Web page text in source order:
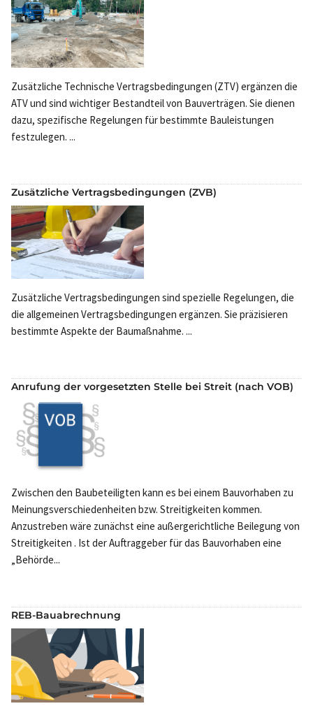
Zusätzliche Technische Vertragsbedingungen (ZTV) ergänzen die
ATV und sind wichtiger Bestandteil von Bauverträgen. Sie dienen
dazu, spezifische Regelungen für bestimmte Bauleistungen
festzulegen. ...
Zusätzliche Vertragsbedingungen (ZVB)
Zusätzliche Vertragsbedingungen sind spezielle Regelungen, die
die allgemeinen Vertragsbedingungen ergänzen. Sie präzisieren
bestimmte Aspekte der Baumaßnahme. ...
Anrufung der vorgesetzten Stelle bei Streit (nach VOB)
Zwischen den Baubeteiligten kann es bei einem Bauvorhaben zu
Meinungsverschiedenheiten bzw. Streitigkeiten kommen.
Anzustreben wäre zunächst eine außergerichtliche Beilegung von
Streitigkeiten . Ist der Auftraggeber für das Bauvorhaben eine
„Behörde...
REB-Bauabrechnung